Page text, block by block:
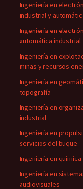
Ingeniería en
industrial y
Ingeniería en
automática industrial
Ingeniería en
minas y recursos
Ingeniería en
topografía
Ingeniería en
industrial
Ingeniería en
servicios del buque
Ingeniería en
Ingeniería en
audiovisuales